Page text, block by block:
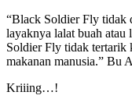
“Black Soldier Fly tidak
layaknya lalat buah atau
Soldier Fly tidak tertarik
makanan manusia.” Bu
Kriiing…!